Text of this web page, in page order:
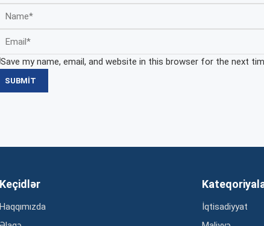
Save my name, email, and website in this browser for the next
Keçidlər
Haqqımızda
İqtisadiyyat